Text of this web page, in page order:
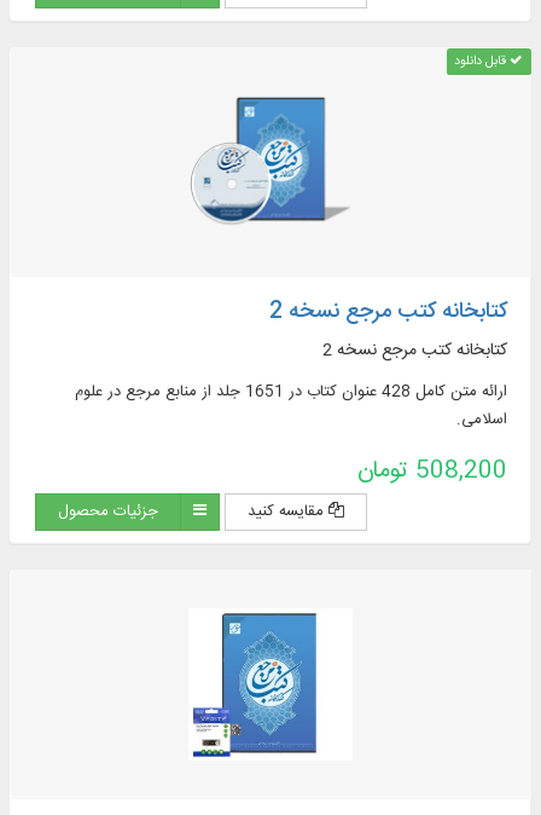
قابل دانلود
کتابخانه کتب مرجع نسخه 2
کتابخانه کتب مرجع نسخه 2
ارائه متن کامل 428 عنوان کتاب در 1651 جلد از منابع مرجع در علوم
اسلامی.
508,200 تومان
مقایسه کنید جزئیات محصول